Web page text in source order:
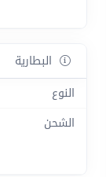
البطارية
النوع
الشحن